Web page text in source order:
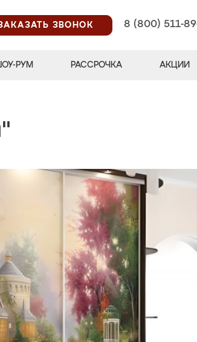
ЗВОНОК
8 (800) 511-
РУМ РАССРОЧКА АКЦИИ